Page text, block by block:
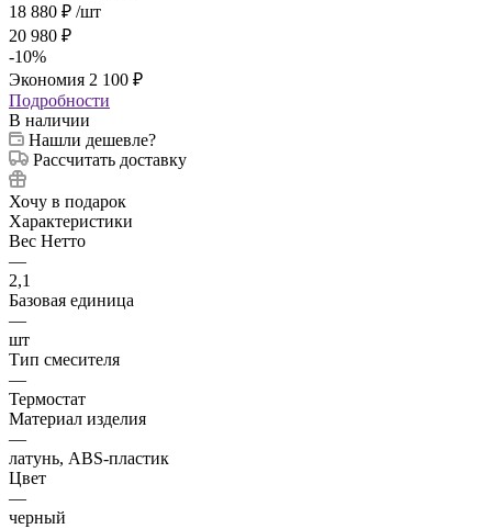
18 880 ₽ /шт
20 980 ₽
-10%
Экономия 2 100 ₽
Подробности
В наличии
Нашли дешевле?
Рассчитать доставку
Хочу в подарок
Характеристики
Вес Нетто
—
2,1
Базовая единица
—
шт
Тип смесителя
—
Термостат
Материал изделия
—
латунь, ABS-пластик
Цвет
—
черный